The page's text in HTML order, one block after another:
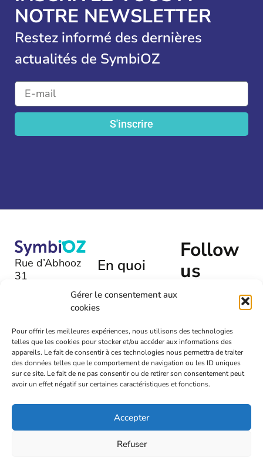
Gérer le consentement aux
cookies
Pour offrir les meilleures expériences, nous utilisons des technologies
telles que les cookies pour stocker et/ou accéder aux informations des
appareils. Le fait de consentir à ces technologies nous permettra de traiter
des données telles que le comportement de navigation ou les ID uniques
sur ce site. Le fait de ne pas consentir ou de retirer son consentement peut
avoir un effet négatif sur certaines caractéristiques et fonctions.
Accepter
Refuser
NOTRE NEWSLETTER
Restez informé des dernières
actualités de SymbiOZ
S'inscrire
Rue d’Abhooz
31
+32 (0)475
54 00 72
info@symbioz.org
En quoi
nous
vous aider
?
Laissez-
nous un
message
Follow
us